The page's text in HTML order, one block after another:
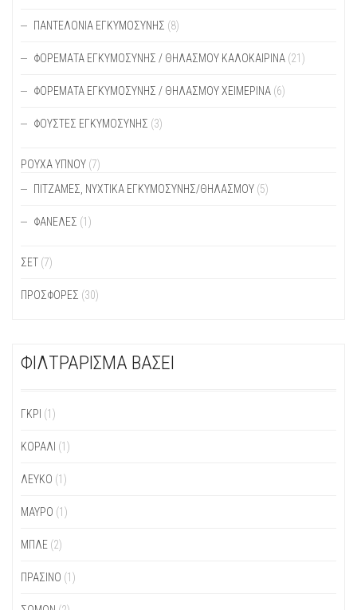
ΠΑΝΤΕΛΌΝΙΑ ΕΓΚΥΜΟΣΎΝΗΣ (8)
ΦΟΡΈΜΑΤΑ ΕΓΚΥΜΟΣΎΝΗΣ / ΘΗΛΑΣΜΟΎ ΚΑΛΟΚΑΙΡΙΝΆ (21)
ΦΟΡΈΜΑΤΑ ΕΓΚΥΜΟΣΎΝΗΣ / ΘΗΛΑΣΜΟΎ ΧΕΙΜΕΡΙΝΆ (6)
ΦΟΎΣΤΕΣ ΕΓΚΥΜΟΣΎΝΗΣ (3)
ΡΟΥΧΑ ΥΠΝΟΥ (7)
ΠΙΤΖΆΜΕΣ, ΝΥΧΤΙΚΆ ΕΓΚΥΜΟΣΎΝΗΣ/ΘΗΛΑΣΜΟΎ (5)
ΦΑΝΈΛΕΣ (1)
ΣΕΤ (7)
ΠΡΟΣΦΟΡΕΣ (30)
ΦΙΛΤΡΑΡΙΣΜΑ ΒΑΣΕΙ
ΓΚΡΙ (1)
ΚΟΡΑΛΊ (1)
ΛΕΥΚΌ (1)
ΜΑΎΡΟ (1)
ΜΠΛΕ (2)
ΠΡΆΣΙΝΟ (1)